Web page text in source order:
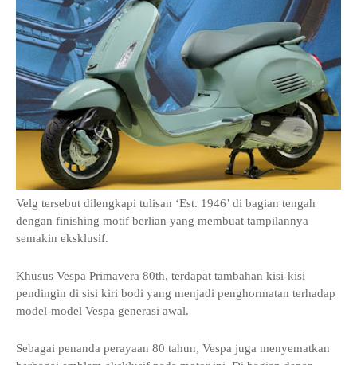
Velg tersebut dilengkapi tulisan ‘Est. 1946’ di bagian tengah
dengan finishing motif berlian yang membuat tampilannya
semakin eksklusif.
Khusus Vespa Primavera 80th, terdapat tambahan kisi-kisi
pendingin di sisi kiri bodi yang menjadi penghormatan terhadap
model-model Vespa generasi awal.
Sebagai penanda perayaan 80 tahun, Vespa juga menyematkan